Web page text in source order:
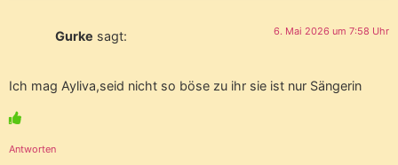
Gurke sagt: 6. Mai 2026 um 7:58 Uhr
Ich mag Ayliva,seid nicht so böse zu ihr sie ist nur Sängerin
Antworten